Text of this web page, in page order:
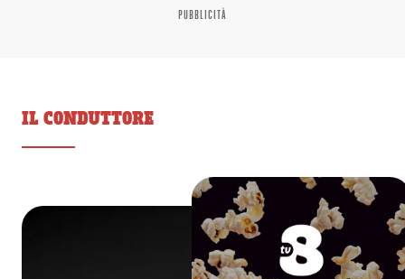
PUBBLICITÀ
IL CONDUTTORE